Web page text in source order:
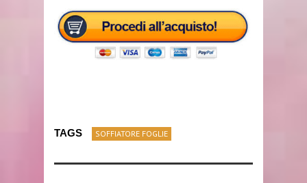
TAGS SOFFIATORE FOGLIE